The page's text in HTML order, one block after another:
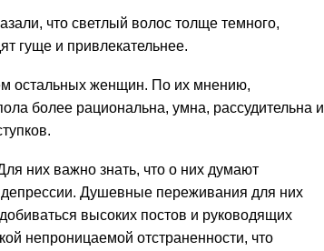
что светлый волос толще темного,
гуще и привлекательнее.
остальных женщин. По их мнению,
более рациональна, умна, рассудительна и
них важно знать, что о них думают
Душевные переживания для них
высоких постов и руководящих
непроницаемой отстраненности, что